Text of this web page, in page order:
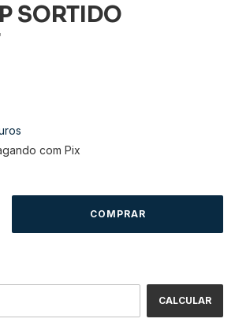
SORTIDO
com Pix
CALCULAR